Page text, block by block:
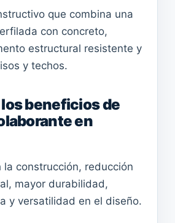
que combina una
con concreto,
estructural resistente y
y techos.
beneficios de
en
la construcción, reducción
mayor durabilidad,
y versatilidad en el diseño.